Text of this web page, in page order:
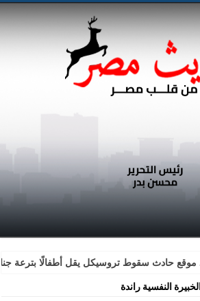
حادث سقوط تروسيكل يقل أطفالًا بترعة
النفسية راندة